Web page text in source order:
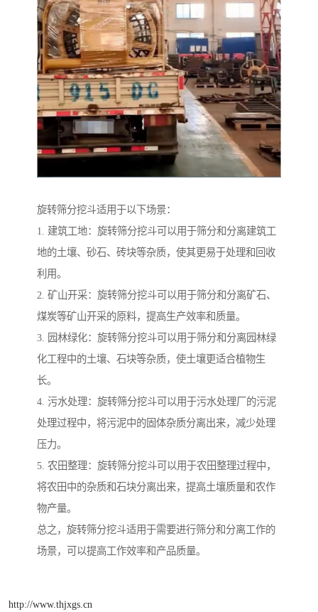
旋转筛分挖斗适用于以下场景：
1. 建筑工地：旋转筛分挖斗可以用于筛分和分离建筑工
地的土壤、砂石、砖块等杂质，使其更易于处理和回收
利用。
2. 矿山开采：旋转筛分挖斗可以用于筛分和分离矿石、
煤炭等矿山开采的原料，提高生产效率和质量。
3. 园林绿化：旋转筛分挖斗可以用于筛分和分离园林绿
化工程中的土壤、石块等杂质，使土壤更适合植物生
长。
4. 污水处理：旋转筛分挖斗可以用于污水处理厂的污泥
处理过程中，将污泥中的固体杂质分离出来，减少处理
压力。
5. 农田整理：旋转筛分挖斗可以用于农田整理过程中，
将农田中的杂质和石块分离出来，提高土壤质量和农作
物产量。
总之，旋转筛分挖斗适用于需要进行筛分和分离工作的
场景，可以提高工作效率和产品质量。
http://www.thjxgs.cn